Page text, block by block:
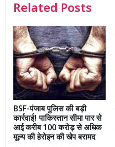
Related Posts
BSF-पंजाब पुलिस की बड़ी
कार्रवाई! पाकिस्तान सीमा पार से
आई करीब 100 करोड़ से अधिक
मूल्य की हेरोइन की खेप बरामद